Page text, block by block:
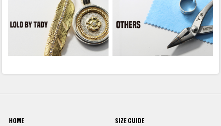
HOME
SIZE GUIDE